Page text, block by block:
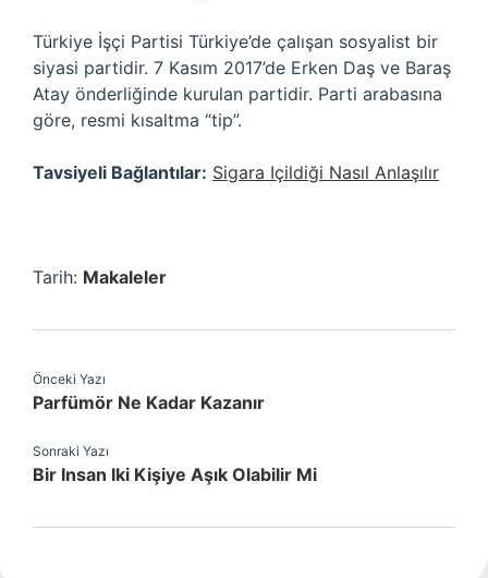
Türkiye İşçi Partisi Türkiye’de çalışan sosyalist bir
siyasi partidir. 7 Kasım 2017’de Erken Daş ve Baraş
Atay önderliğinde kurulan partidir. Parti arabasına
göre, resmi kısaltma “tip”.
Tavsiyeli Bağlantılar: Sigara Içildiği Nasıl Anlaşılır
Tarih: Makaleler
Önceki Yazı
Parfümör Ne Kadar Kazanır
Sonraki Yazı
Bir Insan Iki Kişiye Aşık Olabilir Mi